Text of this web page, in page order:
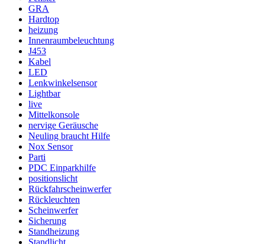
GRA
Hardtop
heizung
Innenraumbeleuchtung
J453
Kabel
LED
Lenkwinkelsensor
Lightbar
live
Mittelkonsole
nervige Geräusche
Neuling braucht Hilfe
Nox Sensor
Parti
PDC Einparkhilfe
positionslicht
Rückfahrscheinwerfer
Rückleuchten
Scheinwerfer
Sicherung
Standheizung
Standlicht